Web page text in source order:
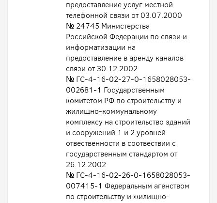
предоставление услуг местной
телефонной связи от 03.07.2000
№ 24745 Министерства
Российской Федерации по связи и
информатизации на
предоставление в аренду каналов
связи от 30.12.2002
№ ГС-4-16-02-27-0-1658028053-
002681-1 Государственным
комитетом РФ по строительству и
жилищно-коммунальному
комплексу на строительство зданий
и сооружений 1 и 2 уровней
отвественности в соотвествии с
государственным стандартом от
26.12.2002
№ ГС-4-16-02-26-0-1658028053-
007415-1 Федеральным агенством
по строительству и жилищно-